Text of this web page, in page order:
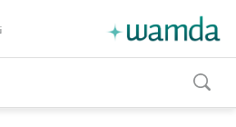
toggle
search